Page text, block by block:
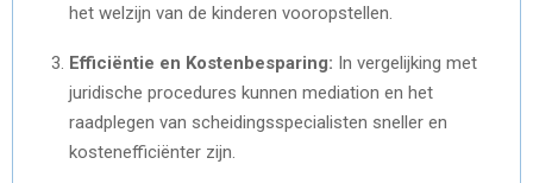
het welzijn van de kinderen vooropstellen.
Efficiëntie en Kostenbesparing: In vergelijking met
juridische procedures kunnen mediation en het
raadplegen van scheidingsspecialisten sneller en
kostenefficiënter zijn.